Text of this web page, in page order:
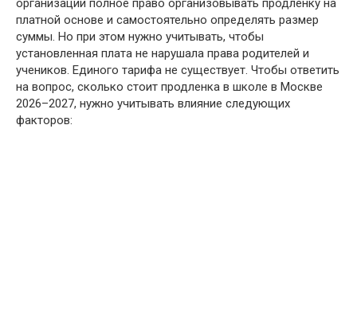
организации полное право организовывать продленку на
платной основе и самостоятельно определять размер
суммы. Но при этом нужно учитывать, чтобы
установленная плата не нарушала права родителей и
учеников. Единого тарифа не существует. Чтобы ответить
на вопрос, сколько стоит продленка в школе в Москве
2026–2027, нужно учитывать влияние следующих
факторов: